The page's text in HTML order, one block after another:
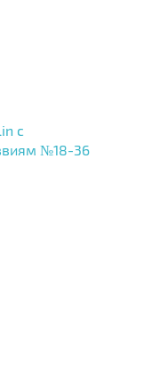
с
№18-36